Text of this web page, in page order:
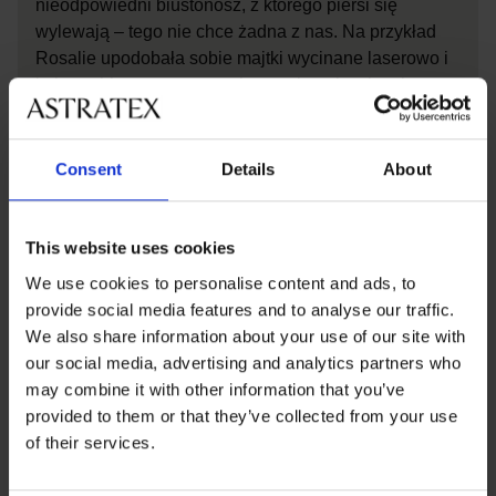
Consent Details About
This website uses cookies
We use cookies to personalise content and ads, to
provide social media features and to analyse our traffic.
We also share information about your use of our site with
our social media, advertising and analytics partners who
may combine it with other information that you’ve
provided to them or that they’ve collected from your use
of their services.
nieodpowiedni biustonosz, z którego piersi się
wylewają – tego nie chce żadna z nas. Na przykład
Rosalie upodobała sobie majtki wycinane laserowo i
kultowy biustonosz z wymiennymi ramiączkami: –
Majtki bardzo szybko stały się moim ulubionym
modelem bielizny do noszenia na co dzień, a to nie
tylko dlatego, że mają krój korzystny dla mojej
że nie czuję, że mam majtki na sobie.
Zobacz
Zachwyt wyrażają też setki naszych
klientek